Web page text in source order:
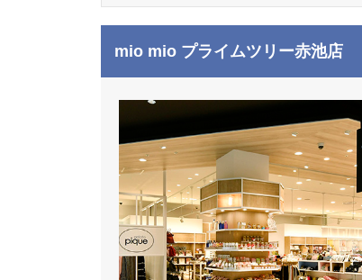
mio mio プライムツリー赤池店